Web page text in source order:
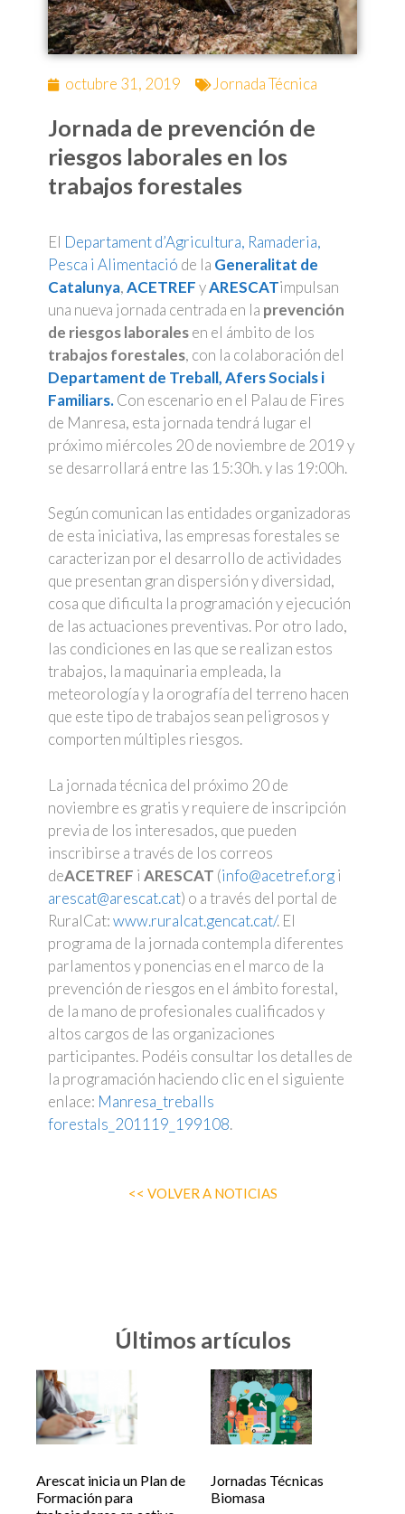
octubre 31, 2019 Jornada Técnica
Jornada de prevención de
riesgos laborales en los
trabajos forestales
El Departament d’Agricultura, Ramaderia,
Pesca i Alimentació de la Generalitat de
Catalunya,ACETREFyARESCATimpulsan
una nueva jornada centrada en la prevención
de riesgos laboralesen el ámbito de los
trabajos forestales, con la colaboración del
Departament de Treball, Afers Socials i
Familiars.Con escenario en el Palau de Fires
de Manresa, esta jornada tendrá lugar el
próximo miércoles 20 de noviembre de 2019 y
se desarrollará entre las 15:30h. y las 19:00h.
Según comunican las entidades organizadoras
de esta iniciativa, las empresas forestales se
caracterizan por el desarrollo de actividades
que presentan gran dispersión y diversidad,
cosa que dificulta la programación y ejecución
de las actuaciones preventivas. Por otro lado,
las condiciones en las que se realizan estos
trabajos, la maquinaria empleada, la
meteorología y la orografía del terreno hacen
que este tipo de trabajos sean peligrosos y
comporten múltiples riesgos.
La jornada técnica del próximo 20 de
noviembre es gratis y requiere de inscripción
previa de los interesados, que pueden
inscribirse a través de los correos
deACETREF iARESCAT (info@acetref.orgi
arescat@arescat.cat) o a través del portal de
RuralCat:www.ruralcat.gencat.cat/. El
programa de la jornada contempla diferentes
parlamentos y ponencias en el marco de la
prevención de riesgos en el ámbito forestal,
de la mano de profesionales cualificados y
altos cargos de las organizaciones
participantes. Podéis consultar los detalles de
la programación haciendo clic en el siguiente
enlace: Manresa_treballs
forestals_201119_199108.
<< VOLVER A NOTICIAS
Últimos artículos
Arescat inicia un Plan de
Formación para
Jornadas Técnicas
Biomasa